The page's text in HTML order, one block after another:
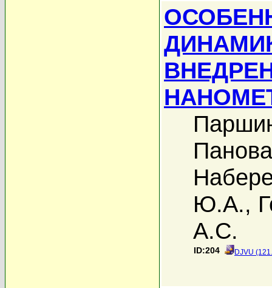
Ю.А.,
А.С.
ID:204 DJVU